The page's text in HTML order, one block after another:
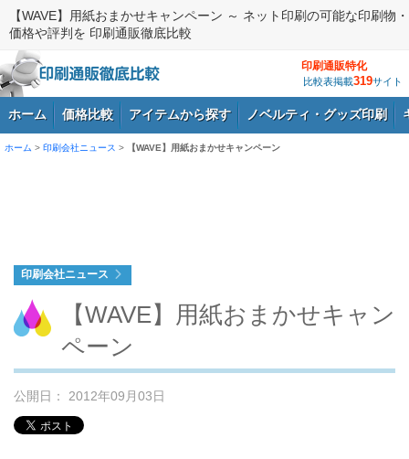
【WAVE】用紙おまかせキャンペーン ～ ネット印刷の可能な印刷物・
価格や評判を 印刷通販徹底比較
印刷通販特化
比較表掲載319サイト
ホーム 価格比較 アイテムから探す ノベルティ・グッズ印刷
ホーム > 印刷会社ニュース > 【WAVE】用紙おまかせキャンペーン
印刷会社ニュース
【WAVE】用紙おまかせキャン
ペーン
公開日： 2012年09月03日